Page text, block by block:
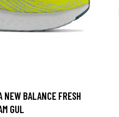
NEW BALANCE FRESH
GUL